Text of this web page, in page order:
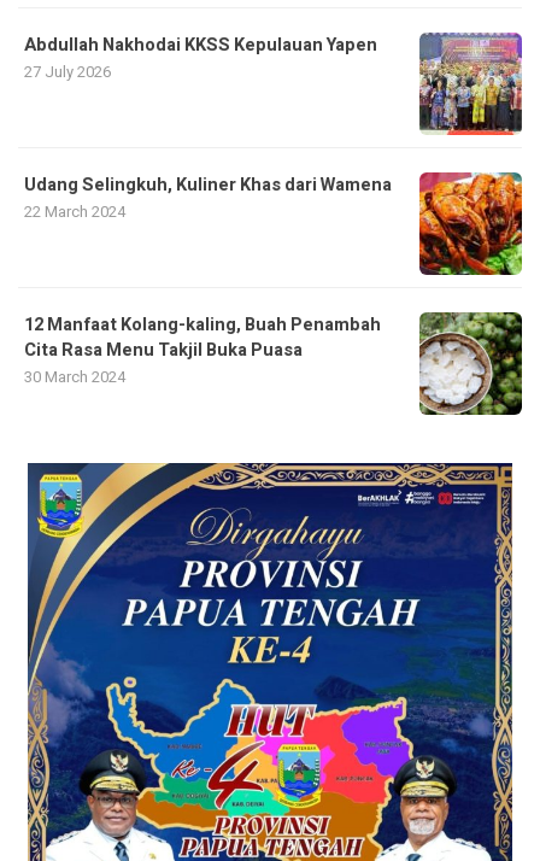
Abdullah Nakhodai KKSS Kepulauan Yapen
27 July 2026
Udang Selingkuh, Kuliner Khas dari Wamena
22 March 2024
12 Manfaat Kolang-kaling, Buah Penambah
Cita Rasa Menu Takjil Buka Puasa
30 March 2024